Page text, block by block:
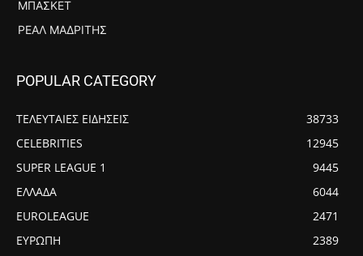
ΜΠΆΣΚΕΤ
ΡΕΆΛ ΜΑΔΡΊΤΗΣ
POPULAR CATEGORY
ΤΕΛΕΥΤΑΙΕΣ ΕΙΔΗΣΕΙΣ
38733
CELEBRITIES
12945
SUPER LEAGUE 1
9445
ΕΛΛΑΔΑ
6044
EUROLEAGUE
2471
ΕΥΡΩΠΗ
2389